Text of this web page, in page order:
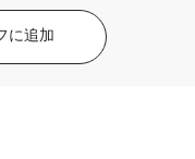
に追加